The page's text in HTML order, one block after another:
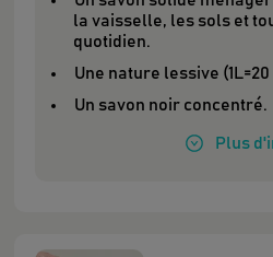
la vaisselle, les sols et
quotidien.
Une nature lessive
Un savon noir concentré.
Plus